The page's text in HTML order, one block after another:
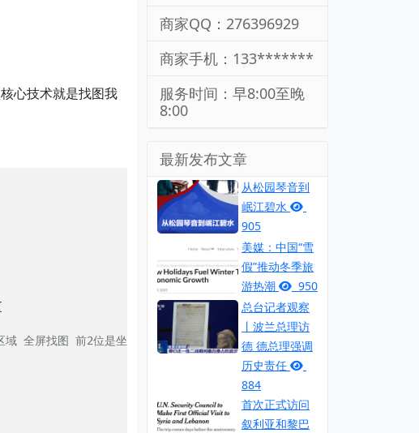
心技术就是找图我
域 全屏找图 前2位是坐标 后面是长度和宽度   千万别理解成是坐标
商家QQ：276396929
商家手机：133*******
服务时间：早8:00至晚
8:00
最新发布文章
从松园琴音到
岷江碧水
905
美媒：中国“雪
假”推动冬季旅
游热潮
950
总台记者观察
丨波兰总理访
德 德总理强调
历史责任
884
首次正式访问
叙利亚和黎巴